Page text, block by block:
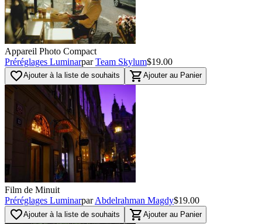
Appareil Photo Compact
Préréglages Luminarpar Team Skylum$19.00
favorite_borderAjouter à la liste de souhaits shopping_cart Ajouter au Panier
Film de Minuit
Préréglages Luminarpar Abdelrahman Magdy$19.00
favorite_borderAjouter à la liste de souhaits shopping_cart Ajouter au Panier